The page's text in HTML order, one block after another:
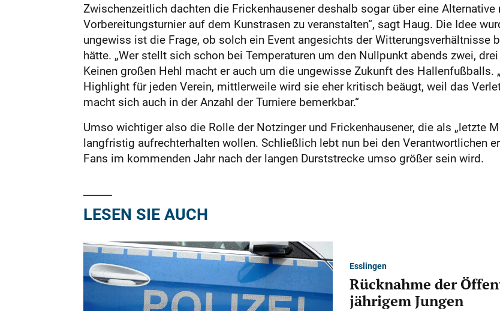
Zwischenzeitlich dachten die Frickenhausener deshalb sogar über eine Alternative
Vorbereitungsturnier auf dem Kunstrasen zu veranstalten“, sagt Haug. Die Idee
ungewiss ist die Frage, ob solch ein Event angesichts der Witterungsverhältnisse
hätte. „Wer stellt sich schon bei Temperaturen um den Nullpunkt abends zwei,
Keinen großen Hehl macht er auch um die ungewisse Zukunft des Hallenfußballs.
Highlight für jeden Verein, mittlerweile wird sie eher kritisch beäugt, weil das
macht sich auch in der Anzahl der Turniere bemerkbar.“
Umso wichtiger also die Rolle der Notzinger und Frickenhausener, die als „letzte
langfristig aufrechterhalten wollen. Schließlich lebt nun bei den Verantwortlichen
Fans im kommenden Jahr nach der langen Durststrecke umso größer sein wird.
LESEN SIE AUCH
Esslingen
Rücknahme der
jährigem Jungen